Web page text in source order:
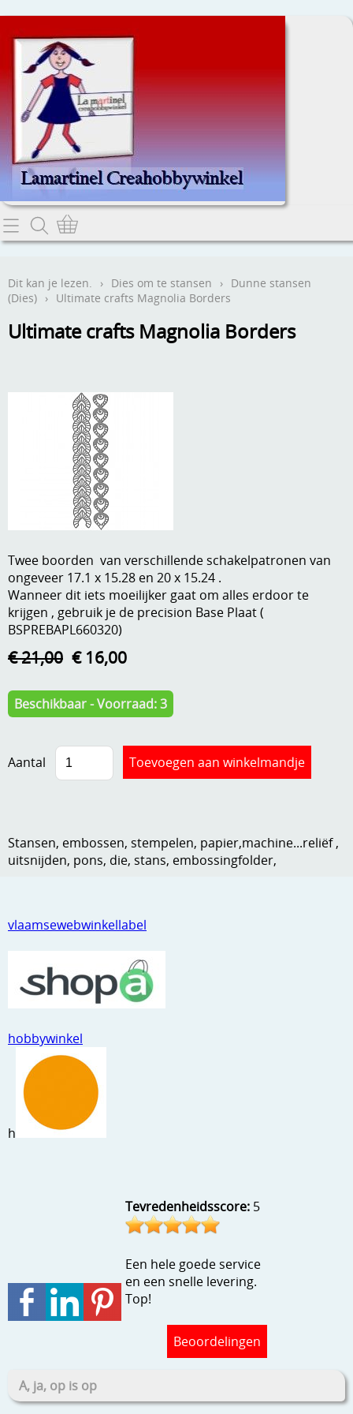
Home
Contact
Webwinkel
Aanbiedingen
Boeken en magazines
Dies om te stansen
Embossen
Handige extra's
Hechtingsmaterialen
Hout , MDF, kartonmateriaal, steen
Kleurmateriaal-tekenmateriaal
Knipvellen
Netjes opbergen
Snijmaterialen
Stans machine en embossing machines
Stempels en zo
Template, mask, stencils, grids
Wat nog, een creatief kijkje
Verzend - en verpakkingsk
Mijn account
Gastenboek
vlaamsewebwinkellabel
hobbywinkel
h
Tevredenheidsscore: 5
Een hele goede service
en een snelle levering.
Top!
Beoordelingen
A, ja, op is op
Dit kan je lezen. › Dies om te stansen › Dunne stansen
(Dies) › Ultimate crafts Magnolia Borders
Ultimate crafts Magnolia Borders
Twee boorden van verschillende schakelpatronen van
ongeveer 17.1 x 15.28 en 20 x 15.24 .
Wanneer dit iets moeilijker gaat om alles erdoor te
krijgen , gebruik je de precision Base Plaat (
BSPREBAPL660320)
€ 21,00 € 16,00
Beschikbaar - Voorraad: 3
Aantal
Stansen, embossen, stempelen, papier,machine...reliëf ,
uitsnijden, pons, die, stans, embossingfolder,